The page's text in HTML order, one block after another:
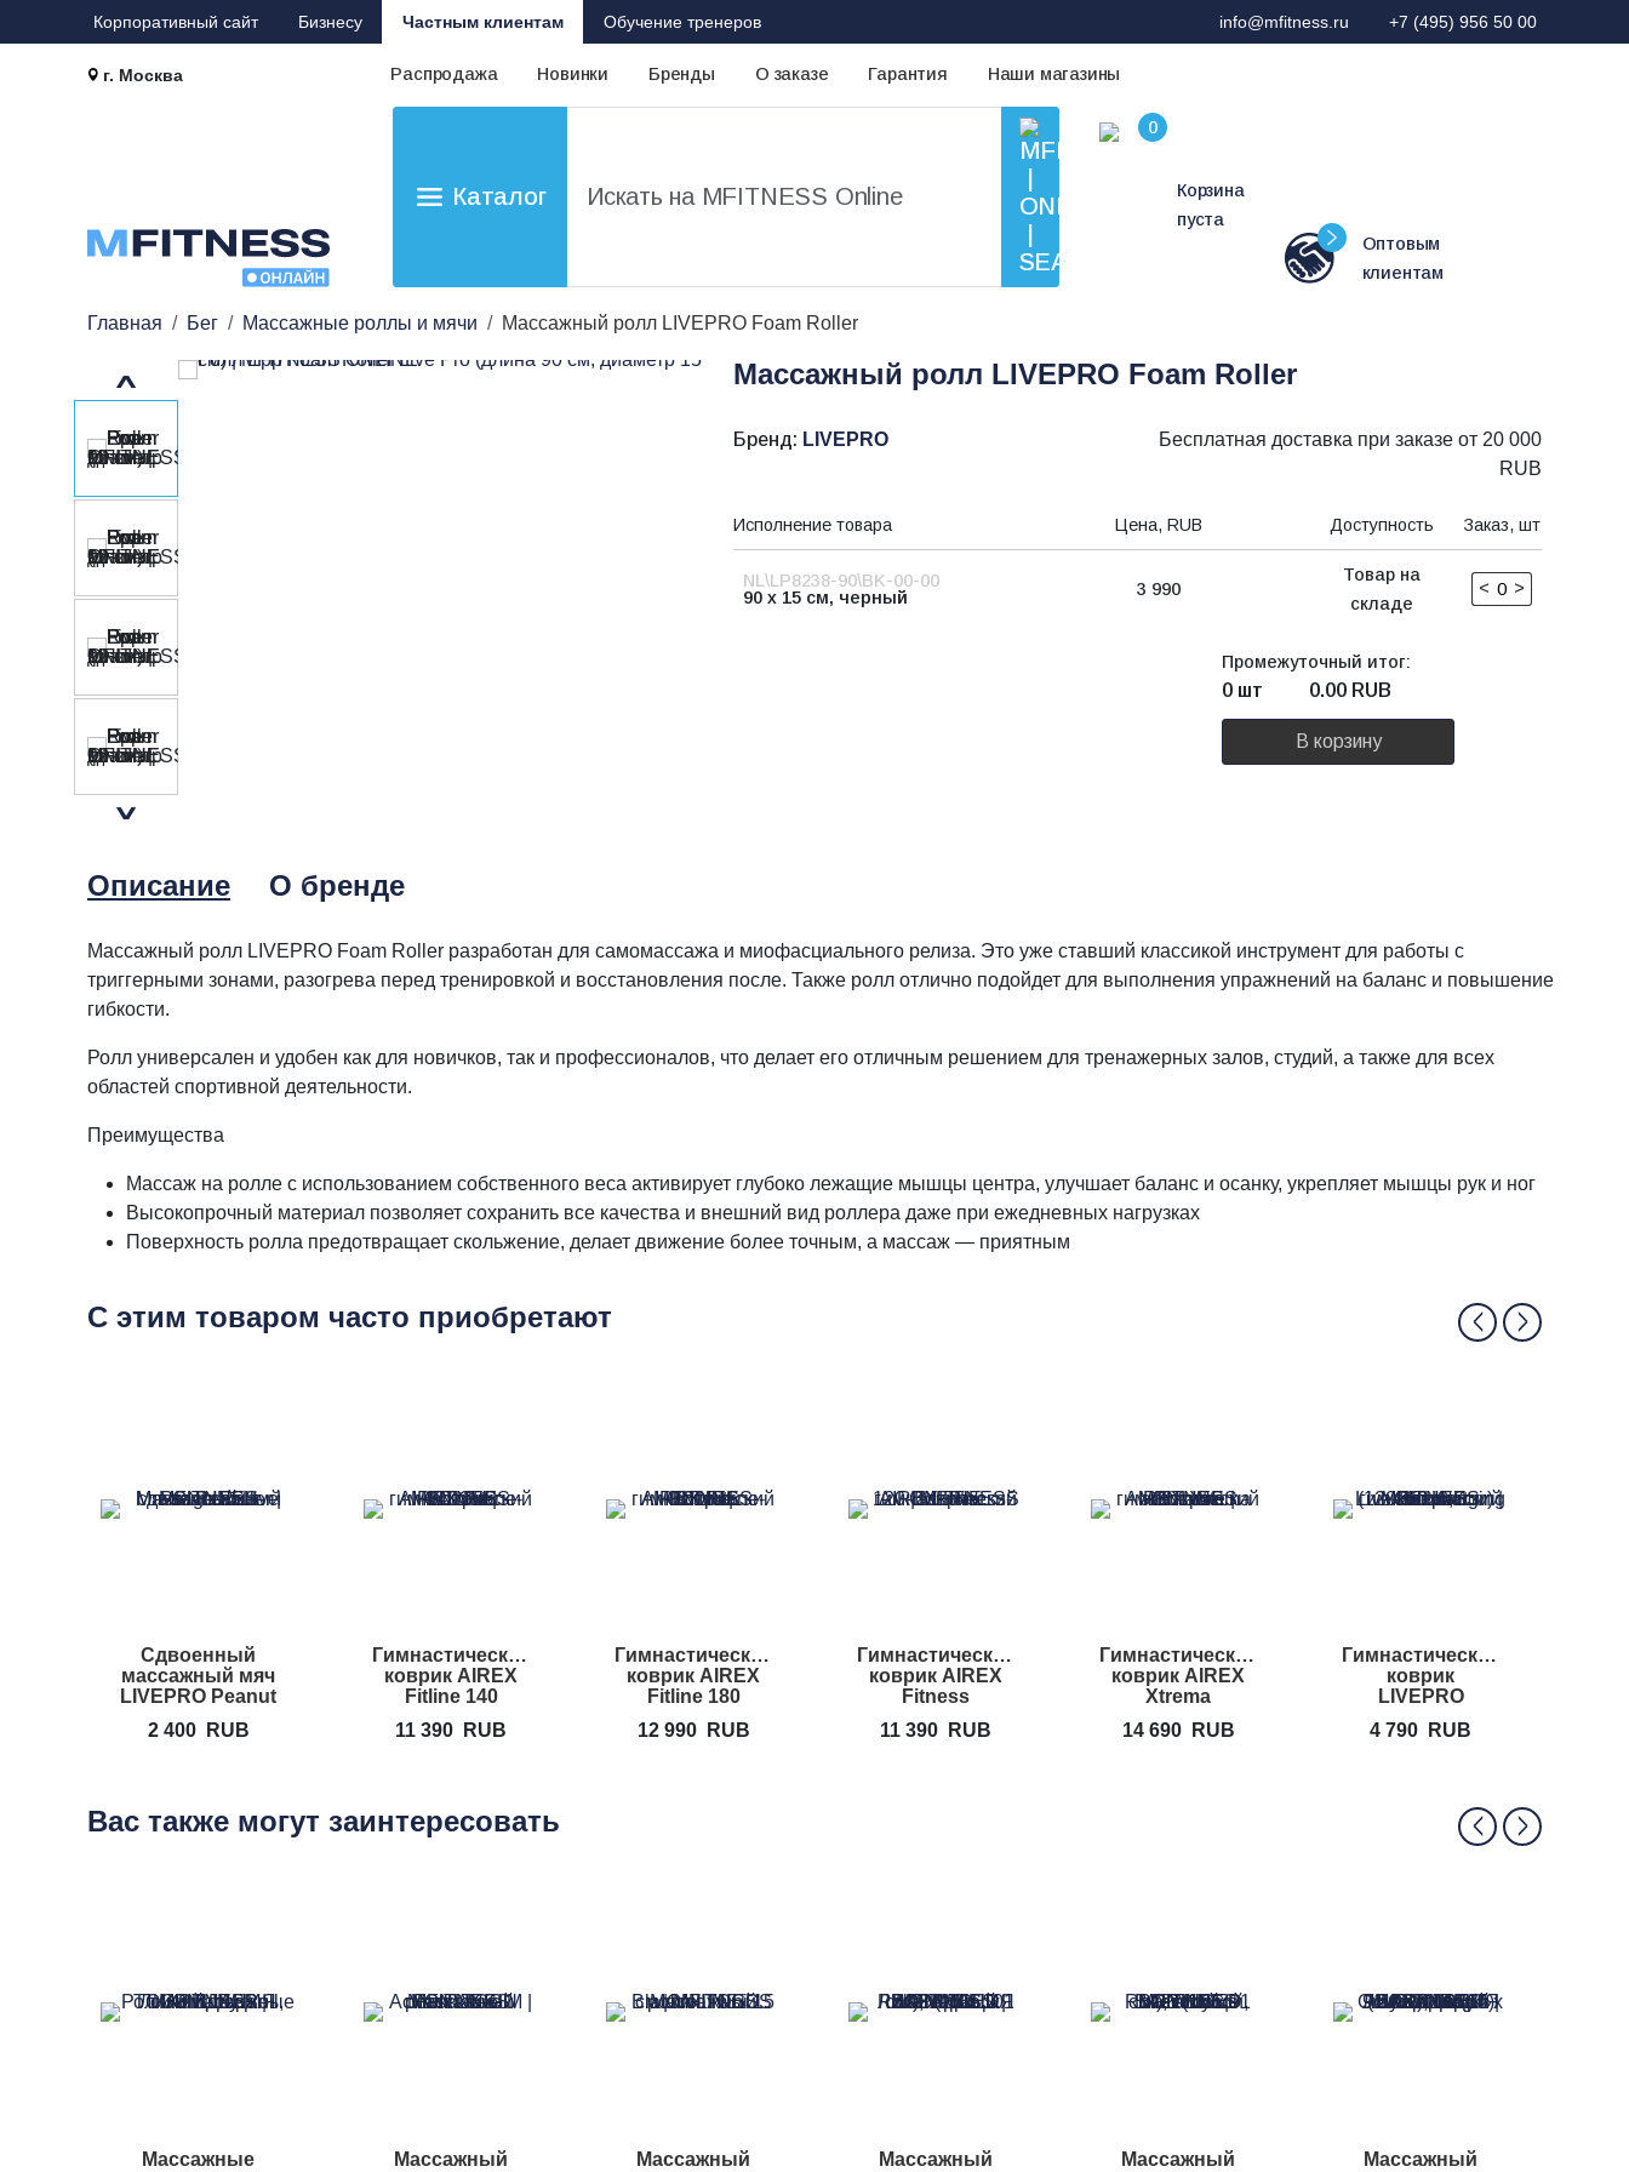
Корпоративный сайт Бизнесу Частным клиентам Обучение тренеров info@mfitness.ru +7 (495) 956 50 00
г. Москва Распродажа Новинки Бренды О заказе Гарантия Наши магазины
Каталог
Корзина
пуста
Оптовым
клиентам
Главная Бег Массажные роллы и мячи Массажный ролл LIVEPRO Foam Roller
Массажный ролл LIVEPRO Foam Roller
Бренд: LIVEPRO
Бесплатная доставка при заказе от 20 000
RUB
Исполнение товара Цена, RUB Доступность Заказ, шт
NL\LP8238-90\BK-00-00
90 x 15 см, черный
3 990
Товар на
складе
< >
Промежуточный итог:
0 шт 0.00 RUB
В корзину
Описание О бренде
Массажный ролл LIVEPRO Foam Roller разработан для самомассажа и миофасциального релиза. Это уже ставший классикой инструмент для работы с
триггерными зонами, разогрева перед тренировкой и восстановления после. Также ролл отлично подойдет для выполнения упражнений на баланс и повышение
гибкости.
Ролл универсален и удобен как для новичков, так и профессионалов, что делает его отличным решением для тренажерных залов, студий, а также для всех
областей спортивной деятельности.
Преимущества
Массаж на ролле с использованием собственного веса активирует глубоко лежащие мышцы центра, улучшает баланс и осанку, укрепляет мышцы рук и ног
Высокопрочный материал позволяет сохранить все качества и внешний вид роллера даже при ежедневных нагрузках
Поверхность ролла предотвращает скольжение, делает движение более точным, а массаж — приятным
С этим товаром часто приобретают
Cдвоенный
массажный мяч
LIVEPRO Peanut
2 400 RUB
Гимнастический
коврик AIREX
Fitline 140
11 390
RUB
Гимнастический
коврик AIREX
Fitline 180
12 990
RUB
Гимнастический
коврик AIREX
Fitness
11 390
RUB
Гимнастический
коврик AIREX
Xtrema
14 690
RUB
Гимнастический
коврик
LIVEPRO
Mat
4 790 RUB
Вас также могут заинтересовать
Массажные
Массажный
Массажный
Массажный
Массажный
Массажный